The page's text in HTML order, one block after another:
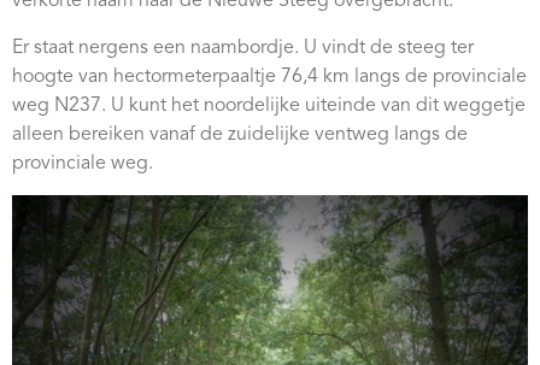
Contact
Er staat nergens een naambordje. U vindt de steeg ter
hoogte van hectormeterpaaltje 76,4 km langs de provinciale
weg N237. U kunt het noordelijke uiteinde van dit weggetje
alleen bereiken vanaf de zuidelijke ventweg langs de
provinciale weg.